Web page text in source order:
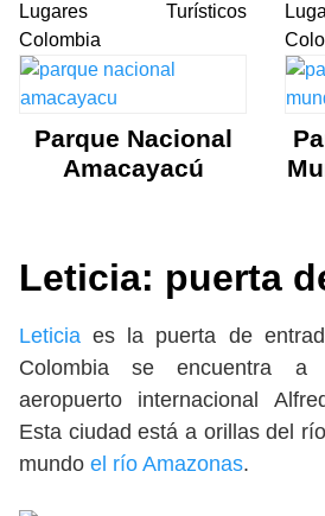
Lugares Turísticos
Colombia
Parque Nacional
Amacayacú
Leticia: puerta
Leticiaes la puerta de
Colombia se encuentra a
aeropuerto internacional
Esta ciudad está a orillas del
mundo el río Amazonas.